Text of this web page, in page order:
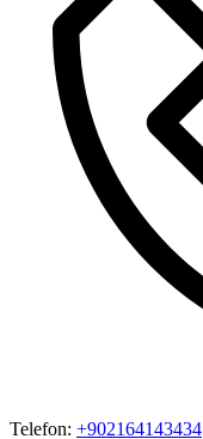
Telefon: +902164143434